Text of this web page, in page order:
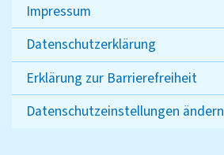
Impressum
Datenschutzerklärung
Erklärung zur Barrierefreiheit
Datenschutzeinstellungen ändern